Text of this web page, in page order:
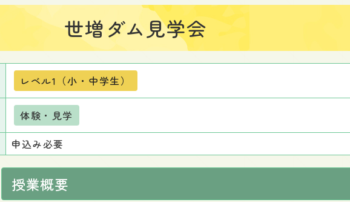
世増ダム見学会
レベル1（小・中学生）
体験・見学
申込み必要
授業概要